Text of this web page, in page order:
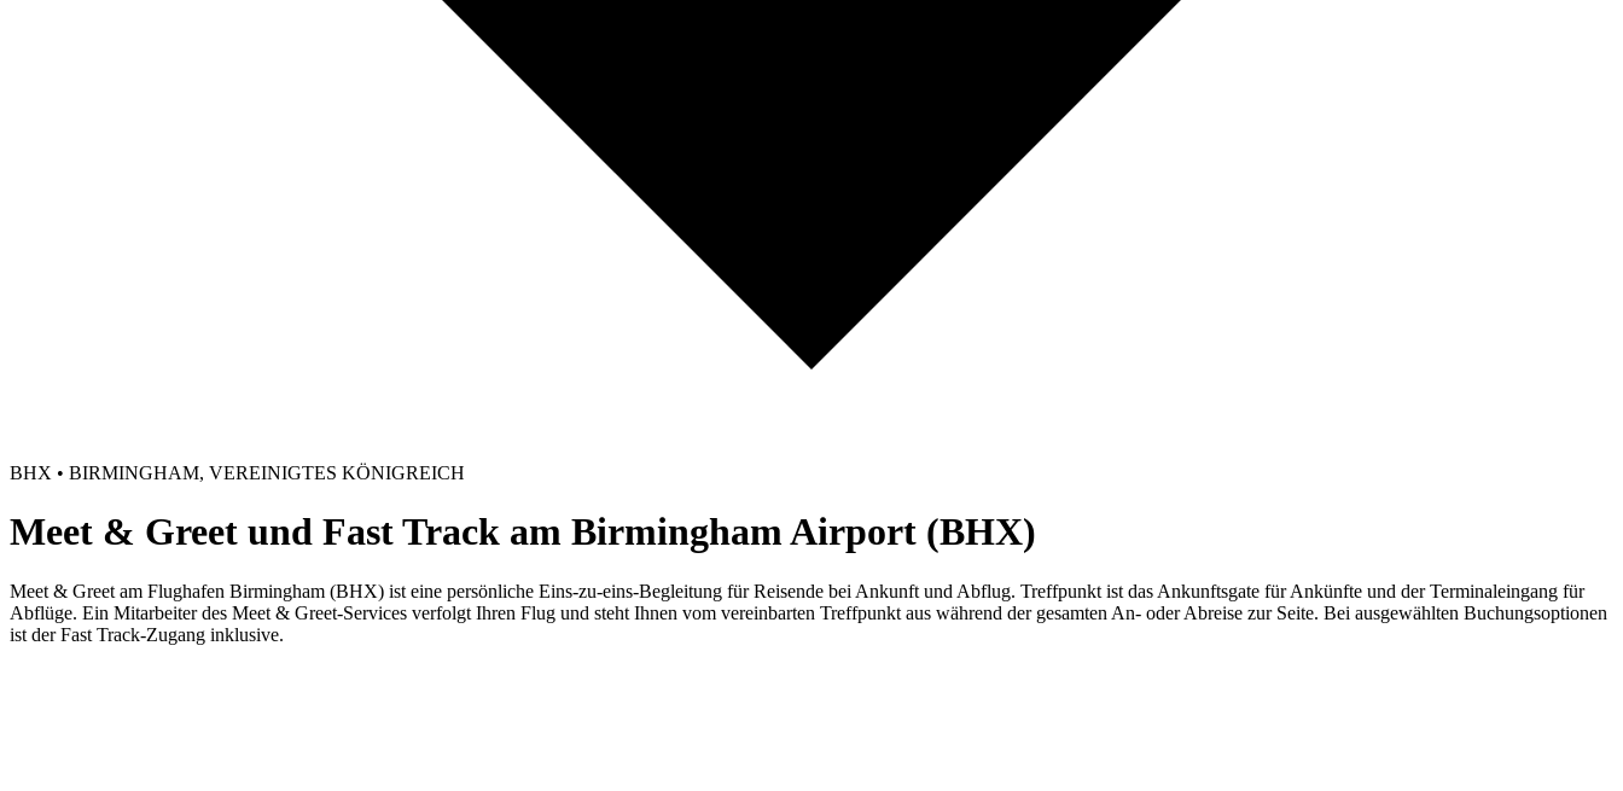
BHX • BIRMINGHAM, VEREINIGTES KÖNIGREICH
Meet & Greet und Fast Track am Birmingham Airport (BHX)
Meet & Greet am Flughafen Birmingham (BHX) ist eine persönliche Eins-zu-eins-Begleitung für Reisende bei Ankunft und Abflug. Treffpunkt ist das Ankunftsgate für Ankünfte und der Terminaleingang für
Abflüge. Ein Mitarbeiter des Meet & Greet-Services verfolgt Ihren Flug und steht Ihnen vom vereinbarten Treffpunkt aus während der gesamten An- oder Abreise zur Seite. Bei ausgewählten Buchungsoptionen
ist der Fast Track-Zugang inklusive.